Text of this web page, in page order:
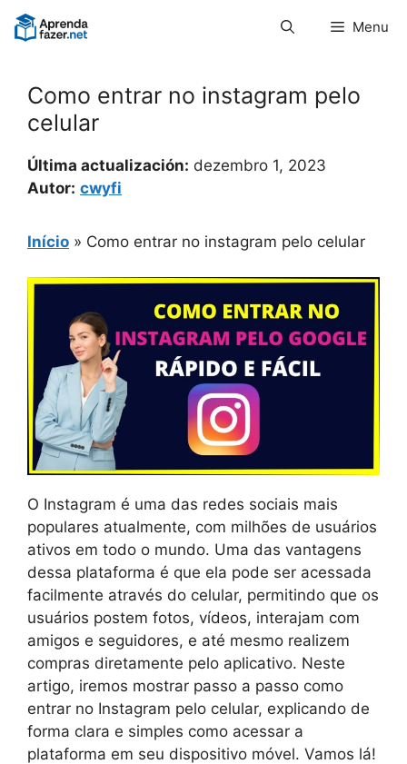
Pular
para
Menu
Como entrar no instagram pelo
celular
Última actualización: dezembro 1, 2023
Autor: cwyfi
Início » Como entrar no instagram pelo celular
O Instagram é uma das redes sociais mais
populares atualmente, com milhões de usuários
ativos em todo o mundo. Uma das vantagens
dessa plataforma é que ela pode ser acessada
facilmente através do celular, permitindo que os
usuários postem fotos, vídeos, interajam com
amigos e seguidores, e até mesmo realizem
compras diretamente pelo aplicativo. Neste
artigo, iremos mostrar passo a passo como
entrar no Instagram pelo celular, explicando de
forma clara e simples como acessar a
plataforma em seu dispositivo móvel. Vamos lá!